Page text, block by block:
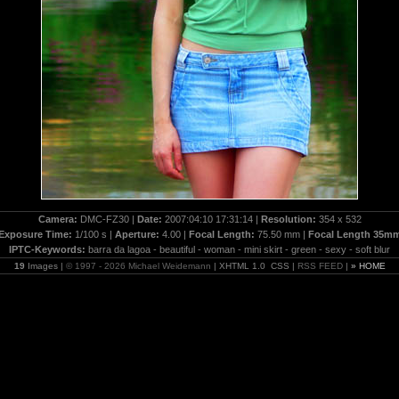
Camera: DMC-FZ30 | Date: 2007:04:10 17:31:14 | Resolution: 354 x 532
Time: 1/100 s | Aperture: 4.00 | Focal Length: 75.50 mm | Focal Length
IPTC-Keywords: barra da lagoa - beautiful - woman - mini skirt - green - sexy - soft blur
19 Images | © 1997 - 2026 Michael Weidemann | XHTML 1.0 CSS | RSS FEED| » HOME